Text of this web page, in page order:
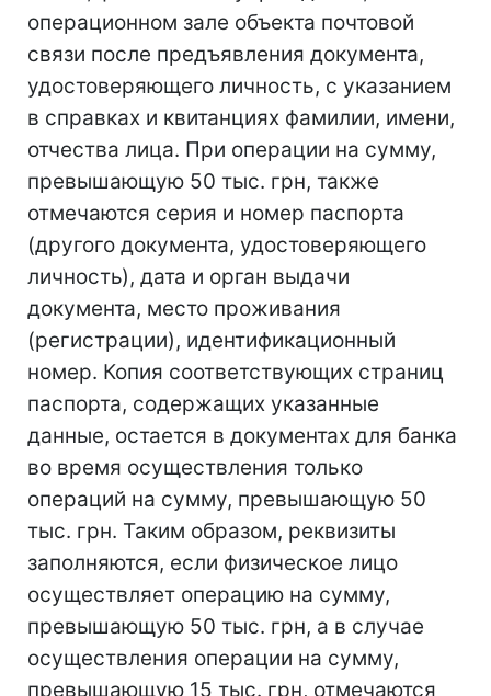
операционном зале объекта почтовой
связи после предъявления документа,
удостоверяющего личность, с указанием
в справках и квитанциях фамилии, имени,
отчества лица. При операции на сумму,
превышающую 50 тыс. грн, также
отмечаются серия и номер паспорта
(другого документа, удостоверяющего
личность), дата и орган выдачи
документа, место проживания
(регистрации), идентификационный
номер. Копия соответствующих страниц
паспорта, содержащих указанные
данные, остается в документах для банка
во время осуществления только
операций на сумму, превышающую 50
тыс. грн. Таким образом, реквизиты
заполняются, если физическое лицо
осуществляет операцию на сумму,
превышающую 50 тыс. грн, а в случае
осуществления операции на сумму,
превышающую 15 тыс. грн, отмечаются